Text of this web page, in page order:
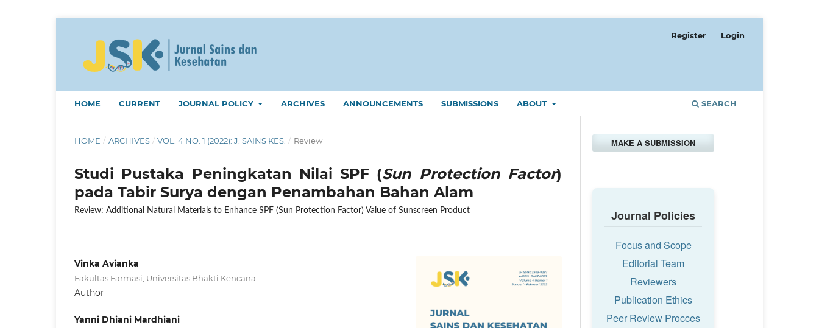
HOME CURRENT JOURNAL POLICY ARCHIVES ANNOUNCEMENTS SUBMISSIONS ABOUT SEARCH
Register Login
HOME / ARCHIVES / VOL. 4 NO. 1 (2022): J. SAINS KES. / Review
Studi Pustaka Peningkatan Nilai SPF (Sun Protection Factor)
pada Tabir Surya dengan Penambahan Bahan Alam
Review: Additional Natural Materials to Enhance SPF (Sun Protection Factor) Value of Sunscreen Product
Vinka Avianka
Fakultas Farmasi, Universitas Bhakti Kencana
Author
Yanni Dhiani Mardhiani
MAKE A SUBMISSION
Journal Policies
Focus and Scope
Editorial Team
Reviewers
Publication Ethics
Peer Review Procces